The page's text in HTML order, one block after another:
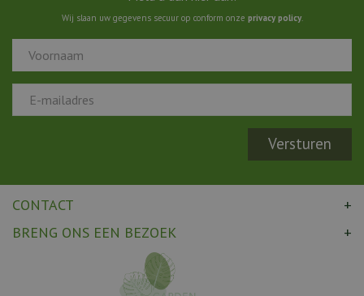
Wij slaan uw gegevens secuur op conform onze privacy policy.
CONTACT
BRENG ONS EEN BEZOEK